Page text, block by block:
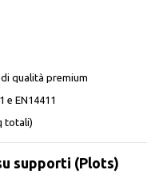
qualità premium
e EN14411
totali)
supporti (Plots)